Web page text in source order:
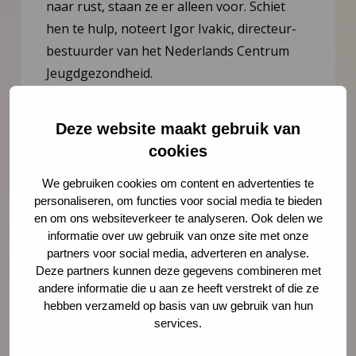
Deze website maakt gebruik van
cookies
We gebruiken cookies om content en advertenties te
personaliseren, om functies voor social media te bieden
en om ons websiteverkeer te analyseren. Ook delen we
informatie over uw gebruik van onze site met onze
partners voor social media, adverteren en analyse.
Deze partners kunnen deze gegevens combineren met
andere informatie die u aan ze heeft verstrekt of die ze
hebben verzameld op basis van uw gebruik van hun
services.
naar rust, staan ze er alleen voor. Schiet
hen te hulp, noteert Igor Ivakic, directeur-
bestuurder van het Nederlands Centrum
Jeugdgezondheid.
Lees meer